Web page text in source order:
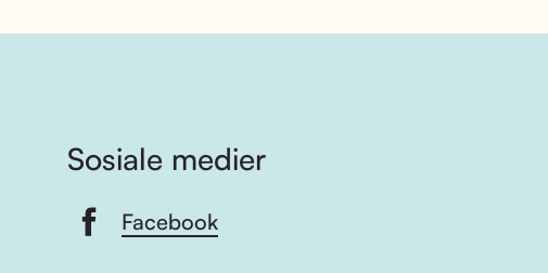
Sosiale medier
Facebook